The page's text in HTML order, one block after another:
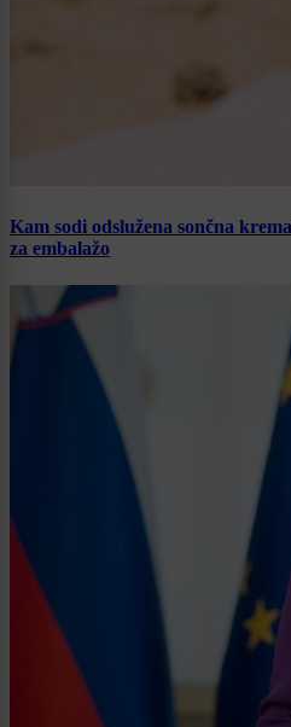
Kam sodi odslužena sončna
za embalažo